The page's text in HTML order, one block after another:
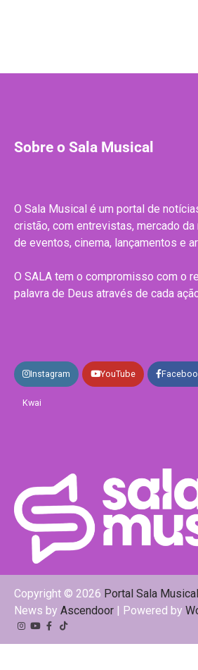
Sobre o Sala Musical
O Sala Musical é um portal de
cristão, com entrevistas, mercado
de eventos, cinema, lançamentos e
O SALA tem o compromisso com o
palavra de Deus através de cada
Instagram YouTube
Kwai
Copyright © 2026 Portal Sala Musical
News by Ascendoor | Powered by
Instagram
YouTube
Facebook
Tiktok